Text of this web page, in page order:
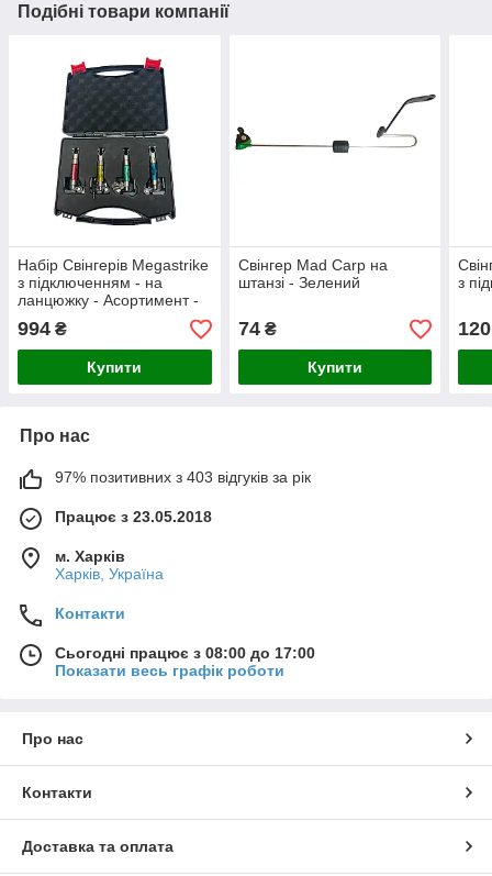
Подібні товари компанії
Набір Свінгерів Megastrike
з підключенням - на
ланцюжку - Асортимент -
4 шт/уп
994 ₴
Купити
Свінгер Mad Carp на
штанзі - Зелений
74₴
Купити
з
120
Про нас
97% позитивних з 403 відгуків за рік
Працює з 23.05.2018
м. Харків
Харків, Україна
Контакти
Сьогодні працює з 08:00 до 17:00
Показати весь графік роботи
Про нас
Контакти
Доставка та оплата